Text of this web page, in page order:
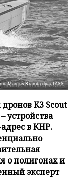
Marcus Brandt/dpa/TASS
K3 Scout
устройства
в КНР.
о полигонах и
эксперт